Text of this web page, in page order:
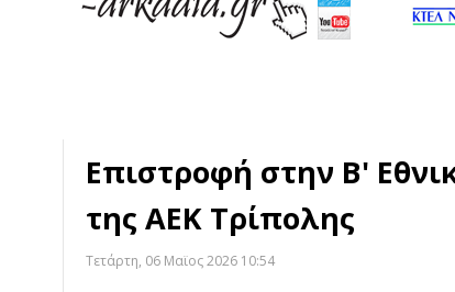
Επιστροφή στην Β'
της ΑΕΚ Τρίπολης
Τετάρτη, 06 Μαϊος 2026 10:54